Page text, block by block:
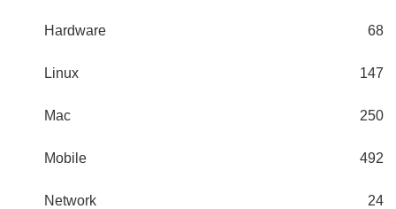
Hardware 68
Linux 147
Mac 250
Mobile 492
Network 24